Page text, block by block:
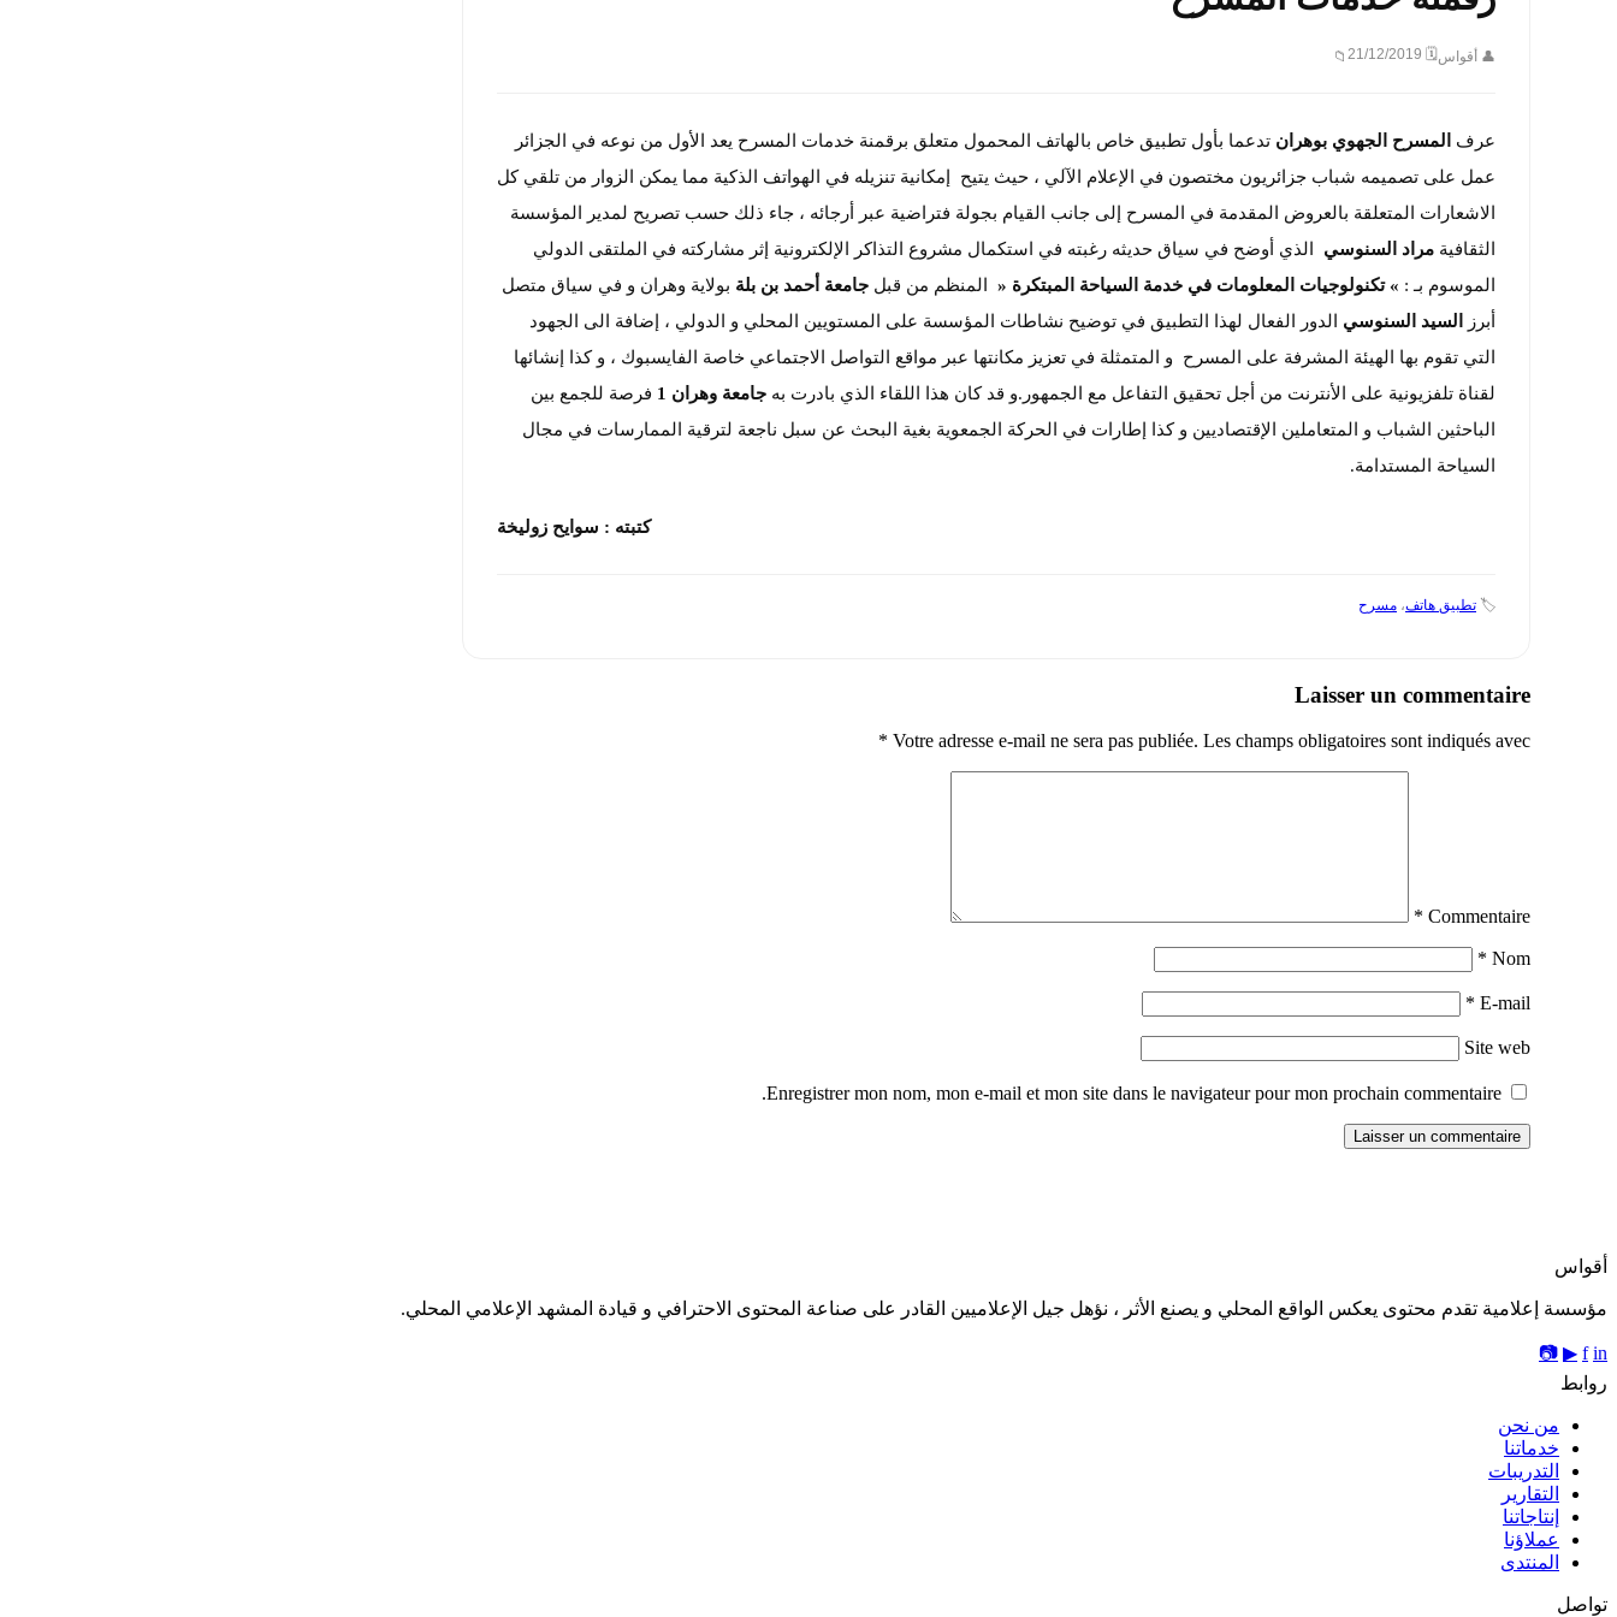
👤 أقواس🗓 21/12/2019
📁
عرف المسرح الجهوي بوهران تدعما بأول تطبيق خاص بالهاتف المحمول متعلق برقمنة خدمات المسرح يعد الأول من نوعه في الجزائر
عمل على تصميمه شباب جزائريون مختصون في الإعلام الآلي ، حيث يتيح إمكانية تنزيله في الهواتف الذكية مما يمكن الزوار من تلقي كل
الاشعارات المتعلقة بالعروض المقدمة في المسرح إلى جانب القيام بجولة فتراضية عبر أرجائه ، جاء ذلك حسب تصريح لمدير المؤسسة
الثقافية مراد السنوسي الذي أوضح في سياق حديثه رغبته في استكمال مشروع التذاكر الإلكترونية إثر مشاركته في الملتقى الدولي
الموسوم بـ : » تكنولوجيات المعلومات في خدمة السياحة المبتكرة « المنظم من قبل جامعة أحمد بن بلة بولاية وهران و في سياق متصل
أبرز
السيد السنوسي الدور الفعال لهذا التطبيق في توضيح نشاطات المؤسسة على المستويين المحلي و الدولي ، إضافة الى الجهود
التي تقوم بها الهيئة المشرفة على المسرح و المتمثلة في تعزيز مكانتها عبر مواقع التواصل الاجتماعي خاصة الفايسبوك ، و كذا إنشائها
لقناة تلفزيونية على الأنترنت من أجل تحقيق التفاعل مع الجمهور.و قد كان هذا اللقاء الذي بادرت به جامعة وهران 1
فرصة للجمع بين
الباحثين الشباب و المتعاملين الإقتصاديين و كذا إطارات في الحركة الجمعوية بغية البحث عن سبل ناجعة لترقية الممارسات في مجال
السياحة المستدامة.
كتبته : سوايح زوليخة
🏷️ تطبيق هاتف، مسرح
Laisser un commentaire
Votre adresse e-mail ne sera pas publiée. Les champs obligatoires sont indiqués avec
*
Commentaire
*
Nom
*
E-mail
*
Site web
Enregistrer mon nom, mon e-mail et mon site dans le navigateur pour mon prochain commentaire.
أقواس
مؤسسة إعلامية تقدم محتوى يعكس الواقع المحلي و يصنع الأثر ، نؤهل جيل الإعلاميين القادر على صناعة المحتوى الاحترافي و قيادة المشهد الإعلامي المحلي.
f in
▶
📷
روابط
من نحن
خدماتنا
التدريبات
التقارير
إنتاجاتنا
عملاؤنا
المنتدى
تواصل